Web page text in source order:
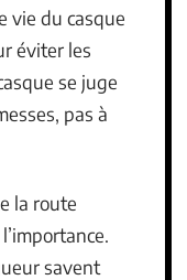
vie du casque
éviter les
se juge
pas à
la route
savent